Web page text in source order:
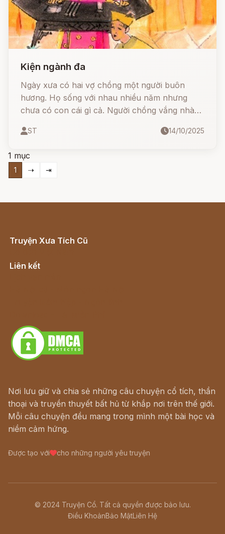
Kiện ngành đa
Ngày xưa có hai vợ chồng một người buôn
hương. Họ sống với nhau nhiều năm nhưng
chưa có con cái gì cả. Người chồng vắng nhà
ST 14/10/2025
1 mục
1 ⇢ ⇥
Truyện Xưa Tích Cũ
Liên kết
Nơi lưu giữ và chia sẻ những câu chuyện cổ tích, thần
thoại và truyền thuyết bất hủ từ khắp nơi trên thế giới.
Mỗi câu chuyện đều mang trong mình một bài học và
niềm cảm hứng.
Được tạo với cho những người yêu truyện
© 2024 Truyện Cổ. Tất cả quyền được bảo lưu.
Điều KhoảnBảo MậtLiên Hệ